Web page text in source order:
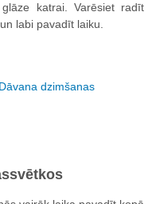
katrai. Varēsiet radīt
labi pavadīt laiku.
Dāvana dzimšanas